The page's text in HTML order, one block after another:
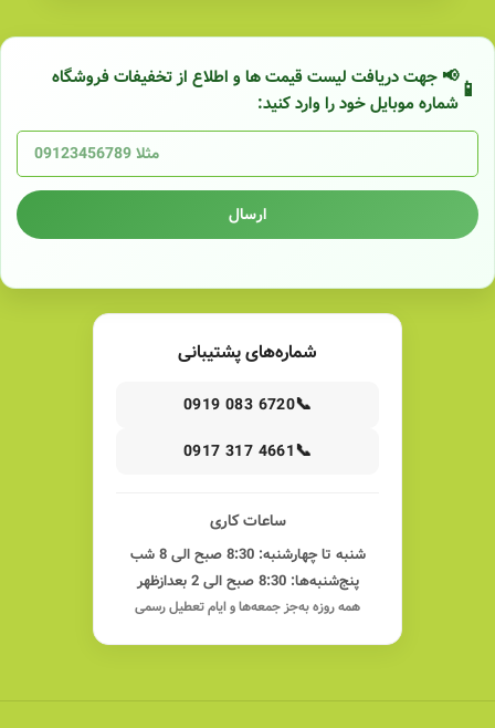
📢 جهت دریافت لیست قیمت ها و اطلاع از تخفیفات فروشگاه
شماره موبایل خود را وارد کنید:
ارسال
شماره‌های پشتیبانی
📞
0919 083 6720
📞
0917 317 4661
ساعات کاری
شنبه تا چهارشنبه: 8:30 صبح الی 8 شب
پنج‌شنبه‌ها: 8:30 صبح الی 2 بعدازظهر
همه روزه به‌جز جمعه‌ها و ایام تعطیل رسمی